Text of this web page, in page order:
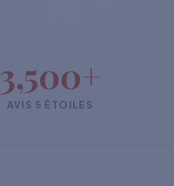
3,500+
AVIS 5 ÉTOILES